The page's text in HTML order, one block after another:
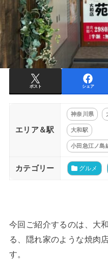
ポスト シェア
エリア＆駅
神奈川県
大和駅
小田急江ノ島
カテゴリー グルメ
今回ご紹介するのは、大
る、隠れ家のような焼肉
す。